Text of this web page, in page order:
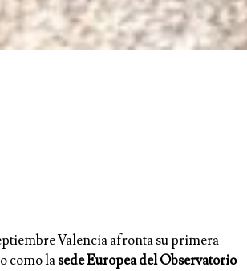
Valencia afronta su primera
como lasede Europea del Observatorio